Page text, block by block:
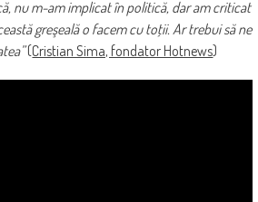
nu m-am implicat în politică, dar am criticat
greşeală o facem cu toţii. Ar trebui să ne
(Cristian Sima, fondator Hotnews)